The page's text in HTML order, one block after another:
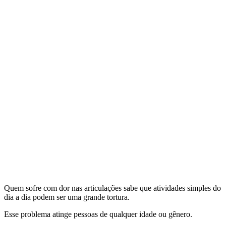
Quem sofre com dor nas articulações sabe que atividades simples do
dia a dia podem ser uma grande tortura.
Esse problema atinge pessoas de qualquer idade ou gênero.